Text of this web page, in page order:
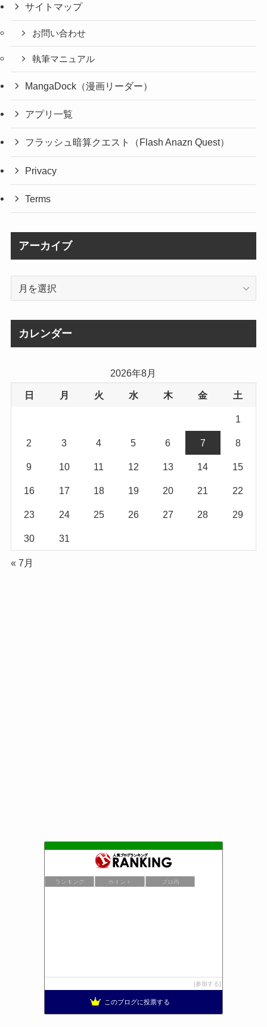
サイトマップ
お問い合わせ
執筆マニュアル
MangaDock（漫画リーダー）
アプリ一覧
フラッシュ暗算クエスト（Flash Anazn Quest）
Privacy
Terms
アーカイブ
カレンダー
2026年8月
日 月 火 水 木 金 土
1
2 3 4 5 6 7 8
9 10 11 12 13 14 15
16 17 18 19 20 21 22
23 24 25 26 27 28 29
30 31
« 7月
ランキング ポイント ブロ画
参加する
このブログに投票する